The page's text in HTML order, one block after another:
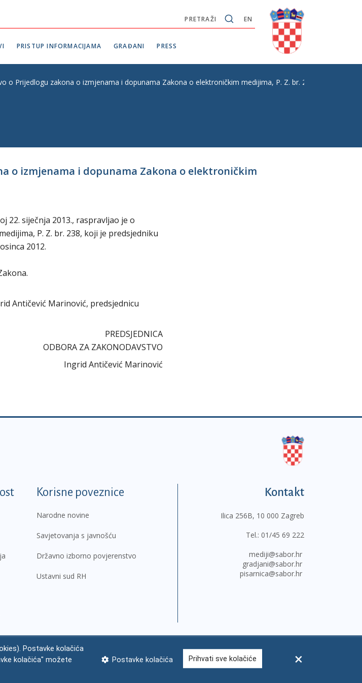
EN
PRETRAŽI
PRISTUP INFORMACIJAMA GRAĐANI PRESS
o Prijedlogu zakona o izmjenama i dopunama Zakona o elektroničkim medijima, P. Z. br. 238
o izmjenama i dopunama Zakona o elektroničkim
22. siječnja 2013., raspravljao je o
P. Z. br. 238, koji je predsjedniku
2012.
Antičević Marinović, predsjednicu
PREDSJEDNICA
ODBORA ZA ZAKONODAVSTVO
Ingrid Antičević Marinović
Korisne poveznice
Narodne novine
Savjetovanja s javnošću
Državno izborno povjerenstvo
Ustavni sud RH
Kontakt
Ilica 256B, 10 000 Zagreb
Tel.: 01/45 69 222
mediji@sabor.hr
gradjani@sabor.hr
pisarnica@sabor.hr
Zaštita osobnih podataka Impressum Česta pitanja Kontakti Mapa weba
Postavke kolačića
kolačića" možete
Postavke kolačića Prihvati sve kolačiće